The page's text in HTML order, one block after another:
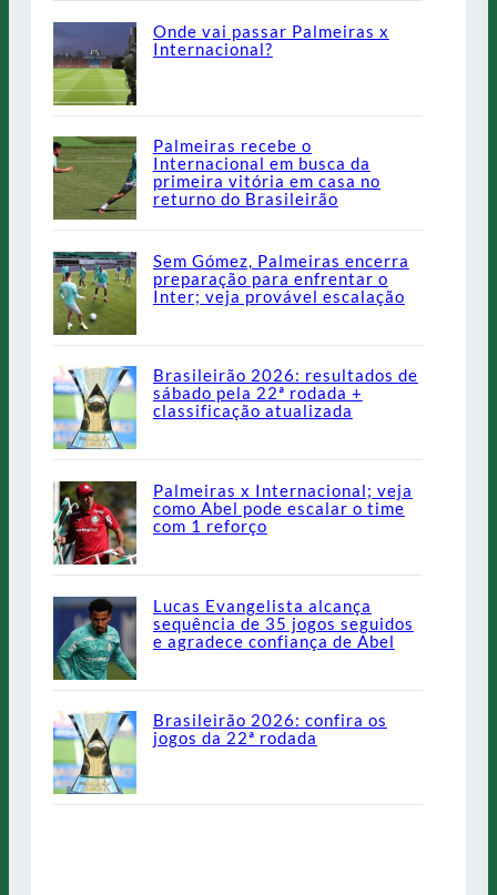
Onde vai passar Palmeiras x
Internacional?
Palmeiras recebe o
Internacional em busca da
primeira vitória em casa no
returno do Brasileirão
Sem Gómez, Palmeiras encerra
preparação para enfrentar o
Inter; veja provável escalação
Brasileirão 2026: resultados de
sábado pela 22ª rodada +
classificação atualizada
Palmeiras x Internacional; veja
como Abel pode escalar o time
com 1 reforço
Lucas Evangelista alcança
sequência de 35 jogos seguidos
e agradece confiança de Abel
Brasileirão 2026: confira os
jogos da 22ª rodada